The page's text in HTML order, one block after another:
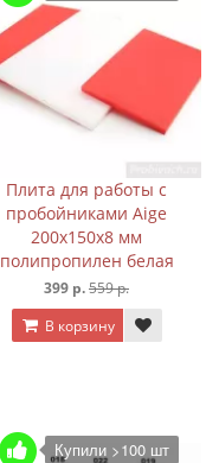
Плита для работы с
пробойниками Aige
200х150х8 мм
полипропилен белая
399 р.559 р.
В корзину
Купили >100 шт